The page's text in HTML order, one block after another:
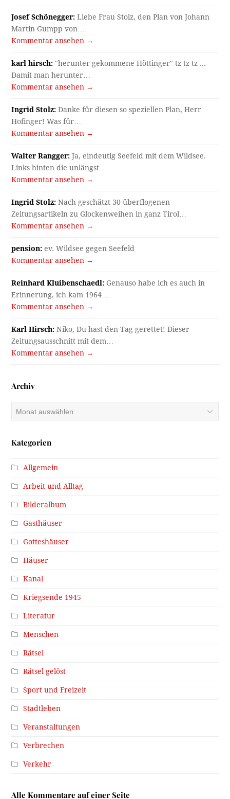
Josef Schönegger: Liebe Frau Stolz, den Plan von Johann
Martin Gumpp von…
Kommentar ansehen →
karl hirsch: "herunter gekommene Höttinger" tz tz tz ...
Damit man herunter…
Kommentar ansehen →
Ingrid Stolz: Danke für diesen so speziellen Plan, Herr
Hofinger! Was für…
Kommentar ansehen →
Walter Rangger: Ja, eindeutig Seefeld mit dem Wildsee.
Links hinten die unlängst…
Kommentar ansehen →
Ingrid Stolz: Nach geschätzt 30 überflogenen
Zeitungsartikeln zu Glockenweihen in ganz Tirol…
Kommentar ansehen →
pension: ev. Wildsee gegen Seefeld
Kommentar ansehen →
Reinhard Kluibenschaedl: Genauso habe ich es auch in
Erinnerung, ich kam 1964…
Kommentar ansehen →
Karl Hirsch: Niko, Du hast den Tag gerettet! Dieser
Zeitungsausschnitt mit dem…
Kommentar ansehen →
Archiv
Kategorien
Allgemein
Arbeit und Alltag
Bilderalbum
Gasthäuser
Gotteshäuser
Häuser
Kanal
Kriegsende 1945
Literatur
Menschen
Rätsel
Rätsel gelöst
Sport und Freizeit
Stadtleben
Veranstaltungen
Verbrechen
Verkehr
Alle Kommentare auf einer Seite